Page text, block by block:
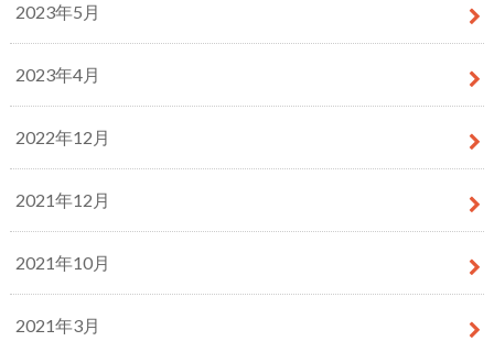
2023年5月
2023年4月
2022年12月
2021年12月
2021年10月
2021年3月